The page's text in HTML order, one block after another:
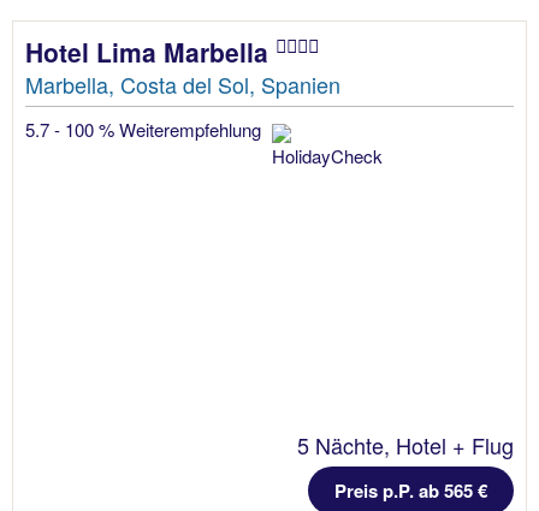
Hotel Lima Marbella
Marbella, Costa del Sol, Spanien
5.7 - 100 % Weiterempfehlung
5 Nächte, Hotel + Flug
Preis p.P. ab 565 €